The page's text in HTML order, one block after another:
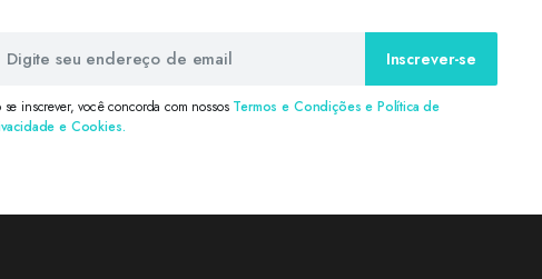
Inscrever-se
se inscrever, você concorda com nossos Termos e Condições e Política de
e Cookies.